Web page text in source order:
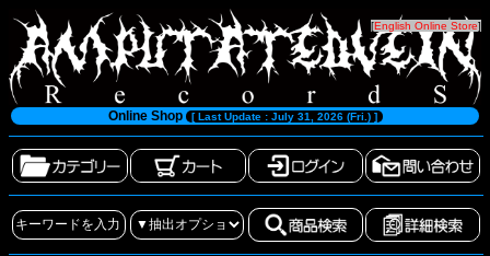
[English Online Store]
Online Shop [ Last Update : July 31, 2026 (Fri.) ]